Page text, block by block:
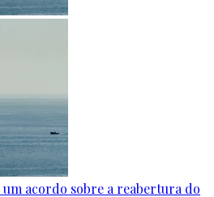
acordo sobre a reabertura do